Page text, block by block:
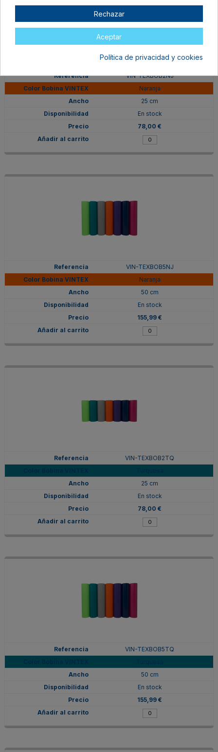
VIN-TEXBOB2NJ
Naranja
25 cm
En stock
78,00 €
VIN-TEXBOB5NJ
Naranja
50 cm
En stock
155,99 €
VIN-TEXBOB2TQ
25 cm
En stock
78,00 €
VIN-TEXBOB5TQ
50 cm
En stock
155,99 €
Rechazar
Aceptar
Política de privacidad y cookies